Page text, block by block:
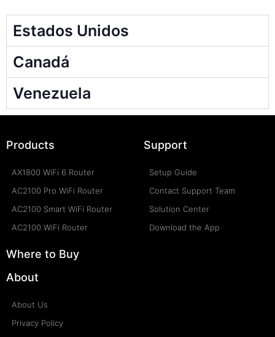
Estados Unidos
Canadá
Venezuela
Products
AX1800 WiFi 6 Router
AC2100 Pro WiFi Router
AC2100 Smart WiFi Router
AC2100 WiFi Router
Support
Setup Guide
Contact Support Team
Solution Center
Download the App
Where to Buy
About
About Us
Privacy Policy